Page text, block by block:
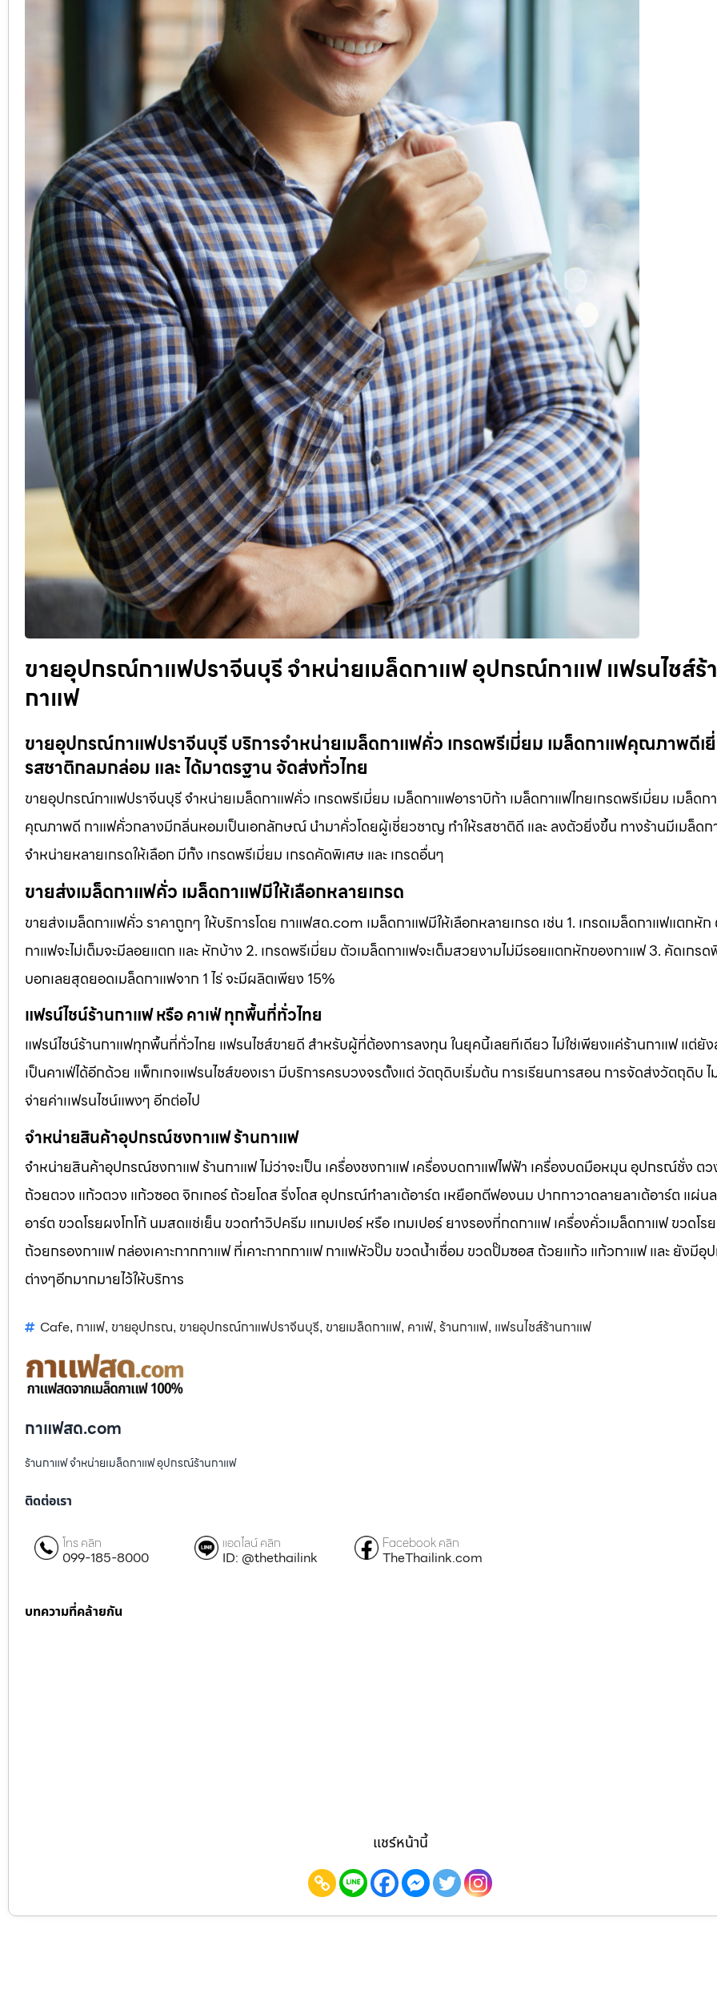
ขายอุปกรณ์กาแฟปราจีนบุรี จำหน่ายเมล็ดกาแฟ อุปกรณ์กาแฟ แฟรนไชส์ร้
กาแฟ
ขายอุปกรณ์กาแฟปราจีนบุรี บริการจำหน่ายเมล็ดกาแฟคั่ว เกรดพรีเมี่ยม เมล็ดกาแฟคุณภาพดีเ
รสชาติกลมกล่อม และ ได้มาตรฐาน จัดส่งทั่วไทย
ขายอุปกรณ์กาแฟปราจีนบุรี จำหน่ายเมล็ดกาแฟคั่ว เกรดพรีเมี่ยม เมล็ดกาแฟอาราบิก้า เมล็ดกาแฟไทยเกรดพรีเมี่ยม เมล็ดก
คุณภาพดี กาแฟคั่วกลางมีกลิ่นหอมเป็นเอกลักษณ์ นำมาคั่วโดยผู้เชี่ยวชาญ ทำให้รสชาติดี และ ลงตัวยิ่งขึ้น ทางร้านมีเมล็ดก
จำหน่ายหลายเกรดให้เลือก มีทั้ง เกรดพรีเมี่ยม เกรดคัดพิเศษ และ เกรดอื่นๆ
ขายส่งเมล็ดกาแฟคั่ว เมล็ดกาแฟมีให้เลือกหลายเกรด
ขายส่งเมล็ดกาแฟคั่ว ราคาถูกๆ ให้บริการโดย กาแฟสด.com เมล็ดกาแฟมีให้เลือกหลายเกรด เช่น 1. เกรดเมล็ดกาแฟแตกหัก
กาแฟจะไม่เต็มจะมีลอยแตก และ หักบ้าง 2. เกรดพรีเมี่ยม ตัวเมล็ดกาแฟจะเต็มสวยงามไม่มีรอยแตกหักของกาแฟ 3. คัดเกร
บอกเลยสุดยอดเมล็ดกาแฟจาก 1 ไร่ จะมีผลิตเพียง 15%
แฟรน์ไชน์ร้านกาแฟ หรือ คาเฟ่ ทุกพื้นที่ทั่วไทย
แฟรน์ไชน์ร้านกาแฟทุกพื้นที่ทั่วไทย แฟรนไชส์ขายดี สำหรับผู้ที่ต้องการลงทุน ในยุคนี้เลยทีเดียว ไม่ใช่เพียงแค่ร้านกาแฟ แต่ยั
เป็นคาเฟ่ได้อีกด้วย แพ็กเกจแฟรนไชส์ของเรา มีบริการครบวงจรตั้งแต่ วัตถุดิบเริ่มต้น การเรียนการสอน การจัดส่งวัตถุดิบ ไ
จ่ายค่าเเฟรนไชน์แพงๆ อีกต่อไป
จำหน่ายสินค้าอุปกรณ์ชงกาแฟ ร้านกาแฟ
จำหน่ายสินค้าอุปกรณ์ชงกาแฟ ร้านกาแฟ ไม่ว่าจะเป็น เครื่องชงกาแฟ เครื่องบดกาแฟไฟฟ้า เครื่องบดมือหมุน อุปกรณ์ชั่ง ต
ถ้วยตวง แก้วตวง แก้วซอต จิกเกอร์ ถ้วยโดส ริ่งโดส อุปกรณ์ทำลาเต้อาร์ต เหยือกตีฟองนม ปากกาวาดลายลาเต้อาร์ต แผ่น
อาร์ต ขวดโรยผงโกโก้ นมสดแช่เย็น ขวดทำวิปครีม แทมเปอร์ หรือ เทมเปอร์ ยางรองที่กดกาแฟ เครื่องคั่วเมล็ดกาแฟ ขวดโร
ถ้วยกรองกาแฟ กล่องเคาะกากกาแฟ ที่เคาะกากกาแฟ กาแฟหัวปั๊ม ขวดน้ำเชื่อม ขวดปั๊มซอส ถ้วยแก้ว แก้วกาแฟ และ ยังมี
ต่างๆอีกมากมายไว้ให้บริการ
Cafe, กาแฟ, ขายอุปกรณ, ขายอุปกรณ์กาแฟปราจีนบุรี, ขายเมล็ดกาแฟ, คาเฟ่, ร้านกาแฟ, แฟรนไชส์ร้านกาแฟ
กาแฟสด.com
ร้านกาแฟ จำหน่ายเมล็ดกาแฟ อุปกรณ์ร้านกาแฟ
ติดต่อเรา
โทร คลิก
099-185-8000
แอดไลน์ คลิก
ID: @thethailink
Facebook คลิก
TheThailink.com
บทความที่คล้ายกัน
แชร์หน้านี้